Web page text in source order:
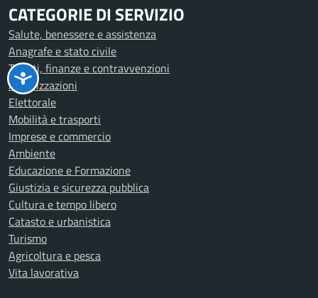
CATEGORIE DI SERVIZIO
Salute, benessere e assistenza
Anagrafe e stato civile
Tributi, finanze e contravvenzioni
Autorizzazioni
Elettorale
Mobilità e trasporti
Imprese e commercio
Ambiente
Educazione e Formazione
Giustizia e sicurezza pubblica
Cultura e tempo libero
Catasto e urbanistica
Turismo
Agricoltura e pesca
Vita lavorativa